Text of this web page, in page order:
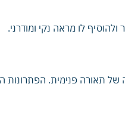
לו מראה נקי ומודרני.
של תאורה פנימית.